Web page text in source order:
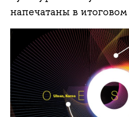
напечатаны в итоговом